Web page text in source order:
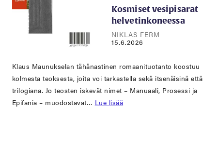
Kosmiset vesipisarat
helvetinkoneessa
NIKLAS FERM
15.6.2026
Klaus Maunukselan tähänastinen romaanituotanto koostuu
kolmesta teoksesta, joita voi tarkastella sekä itsenäisinä että
trilogiana. Jo teosten iskevät nimet – Manuaali, Prosessi ja
Epifania – muodostavat… Lue lisää